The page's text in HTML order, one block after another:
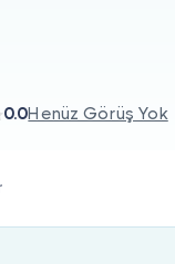
0.0Henüz Görüş Yok